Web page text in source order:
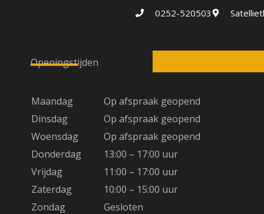
0252-520503
Openingstijden
Maandag
Op afspraak geopend
Dinsdag
Op afspraak geopend
Woensdag
Op afspraak geopend
Donderdag
13:00 – 17:00 uur
Vrijdag
11:00 – 17:00 uur
Zaterdag
10:00 – 15:00 uur
Zondag
Gesloten